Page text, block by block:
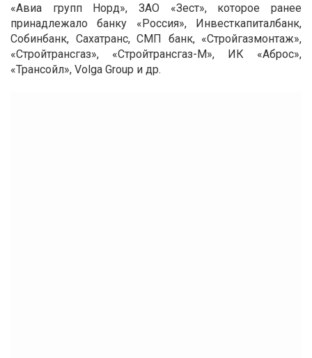
«Авиа групп Норд», ЗАО «Зест», которое ранее
принадлежало банку «Россия», Инвесткапиталбанк,
Собинбанк, Сахатранс, СМП банк, «Стройгазмонтаж»,
«Стройтрансгаз», «Стройтрансгаз-М», ИК «Аброс»,
«Трансойл», Volga Group и др.